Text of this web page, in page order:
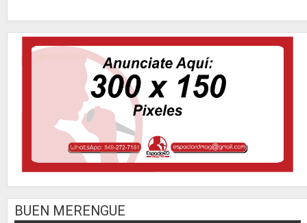
BUEN MERENGUE